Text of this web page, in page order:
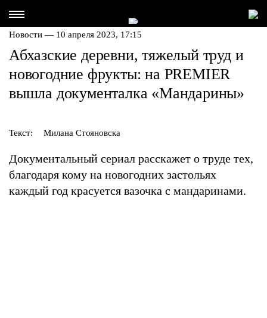
Новости — 10 апреля 2023, 17:15
Абхазские деревни, тяжелый труд и
новогодние фрукты: на PREMIER
вышла документалка «Мандарины»
Текст: Милана Стояновска
Документальный сериал расскажет о труде тех,
благодаря кому на новогодних застольях
каждый год красуется вазочка с мандаринами.